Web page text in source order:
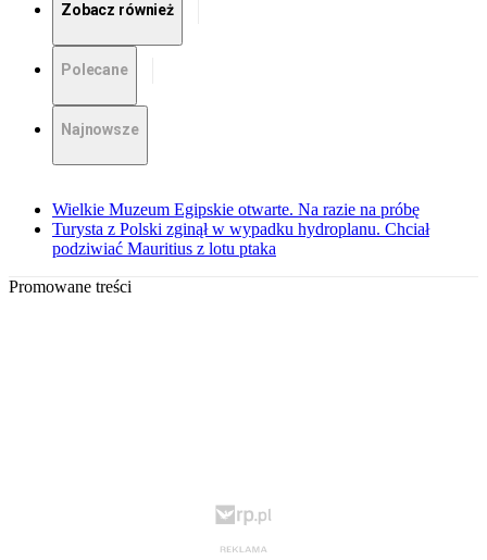
Zobacz również
Polecane
Najnowsze
Wielkie Muzeum Egipskie otwarte. Na razie na próbę
Turysta z Polski zginął w wypadku hydroplanu. Chciał
podziwiać Mauritius z lotu ptaka
Promowane treści